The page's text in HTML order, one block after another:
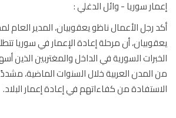
سوريا - وائل الدغلي :
رجل الأعمال ناظو يعقوبيان، المدير العام
أن مرحلة إعادة الإعمار في سوريا تتطلب
السورية في الداخل والمغتربين الذين
العربية خلال السنوات الماضية، مشددًا
من كفاءاتهم في إعادة إعمار البلاد.